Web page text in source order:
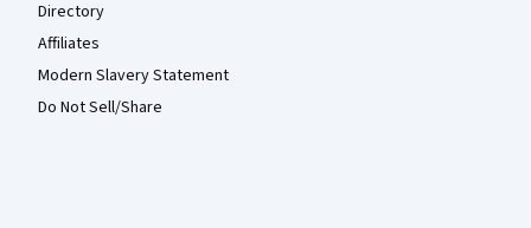
Directory
Affiliates
Modern Slavery Statement
Do Not Sell/Share